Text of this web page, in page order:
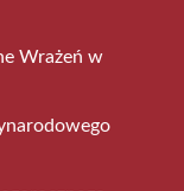
Wrażeń w